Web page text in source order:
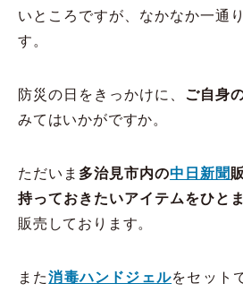
いところですが、なかなか一通
す。
防災の日をきっかけに、 ご自身
みてはいかがですか。
ただいま 多治見市内の中日新聞
持っておきたいアイテムをひと
販売しております。
また消毒ハンドジェルをセット